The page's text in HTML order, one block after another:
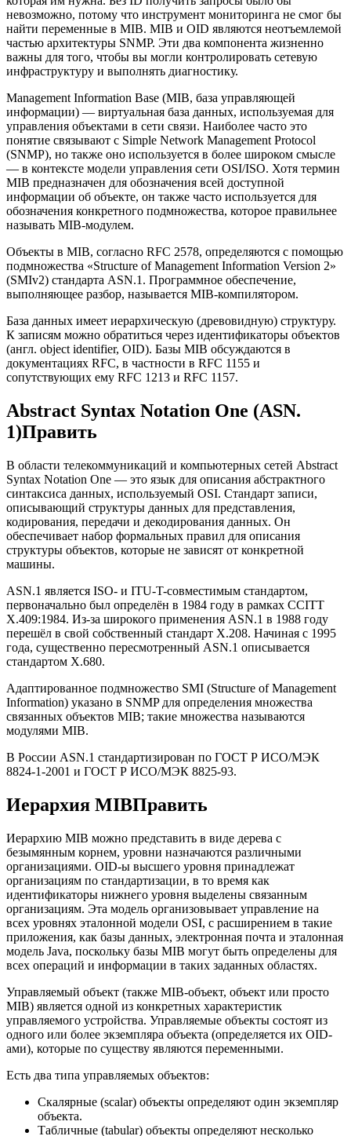
невозможно, потому что инструмент мониторинга не смог бы
найти переменные в MIB. MIB и OID являются неотъемлемой
частью архитектуры SNMP. Эти два компонента жизненно
важны для того, чтобы вы могли контролировать сетевую
инфраструктуру и выполнять диагностику.
Management Information Base (MIB, база управляющей
информации) — виртуальная база данных, используемая для
управления объектами в сети связи. Наиболее часто это
понятие связывают с Simple Network Management Protocol
(SNMP), но также оно используется в более широком смысле
— в контексте модели управления сети OSI/ISO. Хотя термин
MIB предназначен для обозначения всей доступной
информации об объекте, он также часто используется для
обозначения конкретного подмножества, которое правильнее
называть MIB-модулем.
Объекты в MIB, согласно RFC 2578, определяются с помощью
подмножества «Structure of Management Information Version 2»
(SMIv2) стандарта ASN.1. Программное обеспечение,
выполняющее разбор, называется MIB-компилятором.
База данных имеет иерархическую (древовидную) структуру.
К записям можно обратиться через идентификаторы объектов
(англ. object identifier, OID). Базы MIB обсуждаются в
документациях RFC, в частности в RFC 1155 и
сопутствующих ему RFC 1213 и RFC 1157.
Abstract Syntax Notation One (ASN.
1)Править
В области телекоммуникаций и компьютерных сетей Abstract
Syntax Notation One — это язык для описания абстрактного
синтаксиса данных, используемый OSI. Стандарт записи,
описывающий структуры данных для представления,
кодирования, передачи и декодирования данных. Он
обеспечивает набор формальных правил для описания
структуры объектов, которые не зависят от конкретной
машины.
ASN.1 является ISO- и ITU-T-совместимым стандартом,
первоначально был определён в 1984 году в рамках CCITT
X.409:1984. Из-за широкого применения ASN.1 в 1988 году
перешёл в свой собственный стандарт X.208. Начиная с 1995
года, существенно пересмотренный ASN.1 описывается
стандартом X.680.
Адаптированное подмножество SMI (Structure of Management
Information) указано в SNMP для определения множества
связанных объектов MIB; такие множества называются
модулями MIB.
В России ASN.1 стандартизирован по ГОСТ Р ИСО/МЭК
8824-1-2001 и ГОСТ Р ИСО/МЭК 8825-93.
Иерархия MIBПравить
Иерархию MIB можно представить в виде дерева с
безымянным корнем, уровни назначаются различными
организациями. OID-ы высшего уровня принадлежат
организациям по стандартизации, в то время как
идентификаторы нижнего уровня выделены связанным
организациям. Эта модель организовывает управление на
всех уровнях эталонной модели OSI, с расширением в такие
приложения, как базы данных, электронная почта и эталонная
модель Java, поскольку базы MIB могут быть определены для
всех операций и информации в таких заданных областях.
Управляемый объект (также MIB-объект, объект или просто
MIB) является одной из конкретных характеристик
управляемого устройства. Управляемые объекты состоят из
одного или более экземпляра объекта (определяется их OID-
ами), которые по существу являются переменными.
Есть два типа управляемых объектов:
Скалярные (scalar) объекты определяют один экземпляр
объекта.
Табличные (tabular) объекты определяют несколько